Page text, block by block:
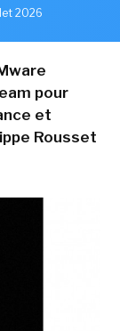
2026
pour
et
Rousset